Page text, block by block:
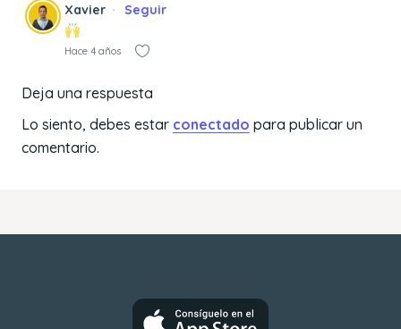
Xavier Seguir
Hace 4 años
Deja una respuesta
Lo siento, debes estar conectado para publicar un
comentario.